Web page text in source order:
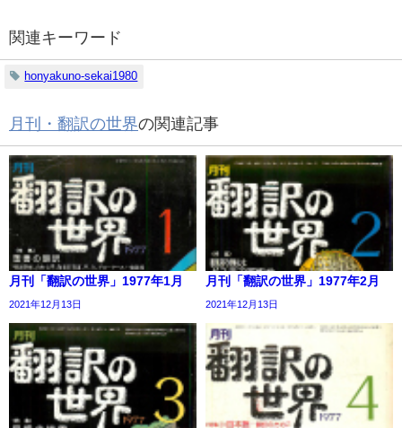
関連キーワード
honyakuno-sekai1980
月刊・翻訳の世界の関連記事
月刊「翻訳の世界」1977年1月
2021年12月13日
月刊「翻訳の世界」1977年2月
2021年12月13日